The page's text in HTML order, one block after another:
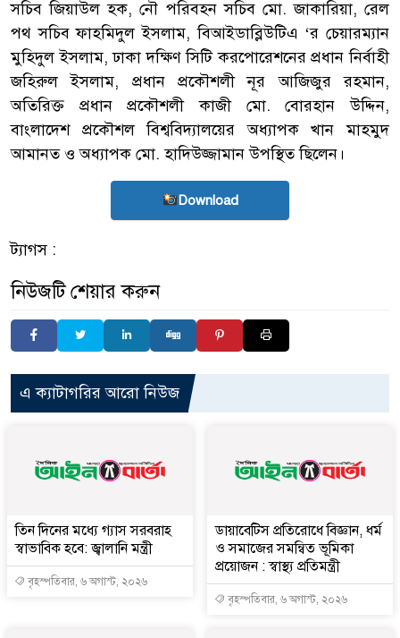
সচিব জিয়াউল হক, নৌ পরিবহন সচিব মো. জাকারিয়া, রেল
পথ সচিব ফাহমিদুল ইসলাম, বিআইডাব্লিউটিএ ‘র চেয়ারম্যান
মুহিদুল ইসলাম, ঢাকা দক্ষিণ সিটি করপোরেশনের প্রধান নির্বাহী
জহিরুল ইসলাম, প্রধান প্রকৌশলী নূর আজিজুর রহমান,
অতিরিক্ত প্রধান প্রকৌশলী কাজী মো. বোরহান উদ্দিন,
বাংলাদেশ প্রকৌশল বিশ্ববিদ্যালয়ের অধ্যাপক খান মাহমুদ
আমানত ও অধ্যাপক মো. হাদিউজ্জামান উপস্থিত ছিলেন।
Download
ট্যাগস :
নিউজটি শেয়ার করুন
এ ক্যাটাগরির আরো নিউজ
তিন দিনের মধ্যে গ্যাস সরবরাহ
স্বাভাবিক হবে: জ্বালানি মন্ত্রী
বৃহস্পতিবার, ৬ অগাস্ট, ২০২৬
ডায়াবেটিস প্রতিরোধে বিজ্ঞান, ধর্ম
ও সমাজের সমন্বিত ভূমিকা
প্রয়োজন : স্বাস্থ্য প্রতিমন্ত্রী
বৃহস্পতিবার, ৬ অগাস্ট, ২০২৬